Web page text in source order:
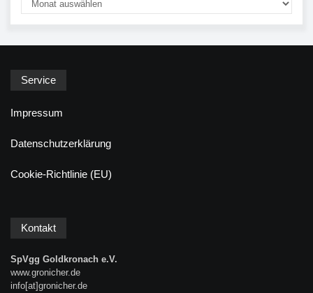
Service
Impressum
Datenschutzerklärung
Cookie-Richtlinie (EU)
Kontakt
SpVgg Goldkronach e.V.
www.gronicher.de
info[at]gronicher.de